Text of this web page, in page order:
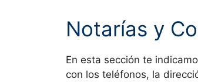
Notarías y
En esta sección te
con los teléfonos, la